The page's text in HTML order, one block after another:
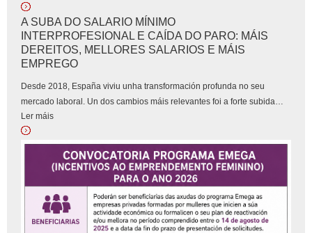
A SUBA DO SALARIO MÍNIMO
INTERPROFESIONAL E CAÍDA DO PARO: MÁIS
DEREITOS, MELLORES SALARIOS E MÁIS
EMPREGO
Desde 2018, España viviu unha transformación profunda no seu
mercado laboral. Un dos cambios máis relevantes foi a forte subida…
Ler máis